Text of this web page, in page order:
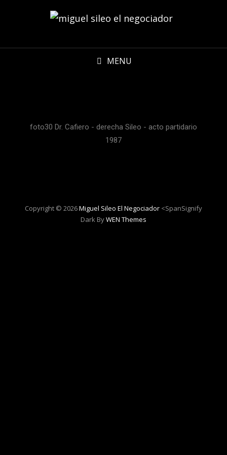
MENU
foto30 Dr. Cafiero - derecha Sileo - acto partidario
1987
Copyright © 2026Miguel Sileo El Negociador <spanSignify
Dark ByWEN Themes